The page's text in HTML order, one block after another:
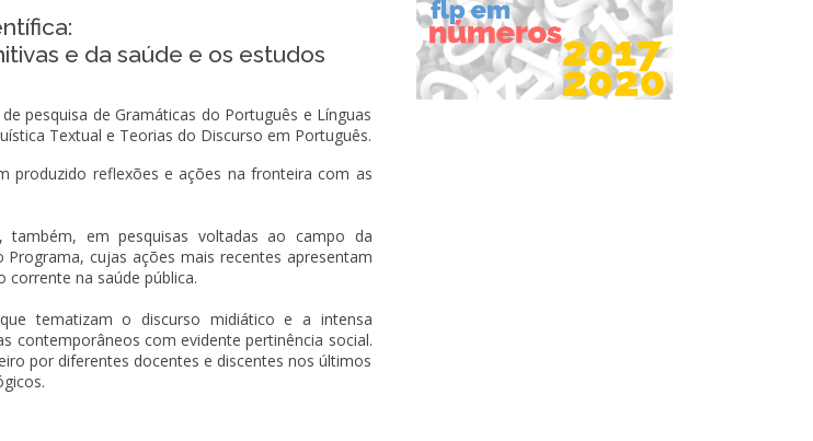
e da saúde e os estudos
pesquisa de Gramáticas do Português e Línguas
Textual e Teorias do Discurso em Português.
produzido reflexões e ações na fronteira com as
também, em pesquisas voltadas ao campo da
cujas ações mais recentes apresentam
na saúde pública.
tematizam o discurso midiático e a intensa
contemporâneos com evidente pertinência social.
por diferentes docentes e discentes nos últimos